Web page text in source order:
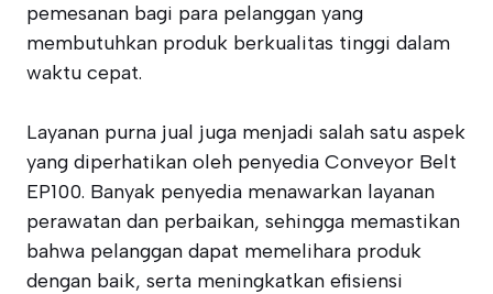
pemesanan bagi para pelanggan yang
membutuhkan produk berkualitas tinggi dalam
waktu cepat.
Layanan purna jual juga menjadi salah satu aspek
yang diperhatikan oleh penyedia Conveyor Belt
EP100. Banyak penyedia menawarkan layanan
perawatan dan perbaikan, sehingga memastikan
bahwa pelanggan dapat memelihara produk
dengan baik, serta meningkatkan efisiensi